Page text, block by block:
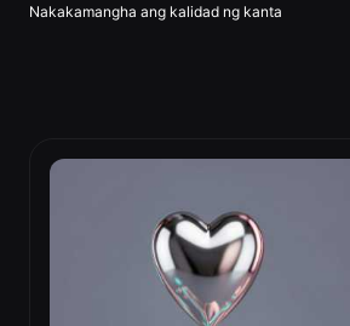
Nakakamangha ang kalidad ng kanta